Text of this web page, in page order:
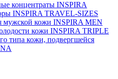
концентраты INSPIRA
INSPIRA TRAVEL-SIZES
мужской кожи INSPIRA MEN
кожи INSPIRA TRIPLE
типа кожи, подвергшейся